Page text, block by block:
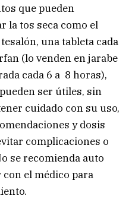
que pueden
la tos seca como el
una tableta cada
(lo venden en jarabe
cada 6 a 8 horas),
ser útiles, sin
cuidado con su uso,
y dosis
complicaciones o
se recomienda auto
el médico para